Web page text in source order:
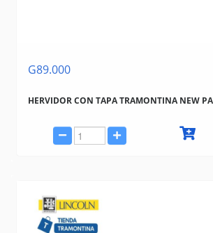
G89.000
HERVIDOR CON TAPA TRAMONTINA NEW